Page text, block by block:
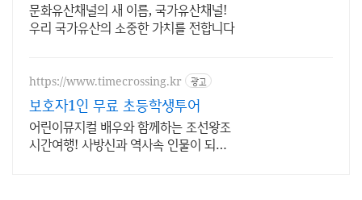
의 세계유산 영상
문화유산채널의 새 이름, 국가유산채널!
우리 국가유산의 소중한 가치를 전합니다
https://www.timecrossing.kr 광고
보호자1인 무료 초등학생투어
어린이뮤지컬 배우와 함께하는 조선왕조
시간여행! 사방신과 역사속 인물이 되어